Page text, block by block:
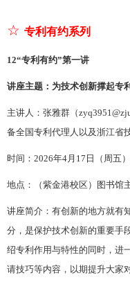
☆ 专利有约系列
12“专利有约”第一讲
讲座主题：为技术创新撑起专
主讲人：张雅群（
备全国专利代理人以及浙江省
时间： 2026年4月 17 日（周五 ）
地点：（紫金港校区）图书馆
讲座简介：有创新的地方就有
分，是保护技术创新的重要手
绍专利作用与特性的同时，进
请技巧等内容，以期提升大家